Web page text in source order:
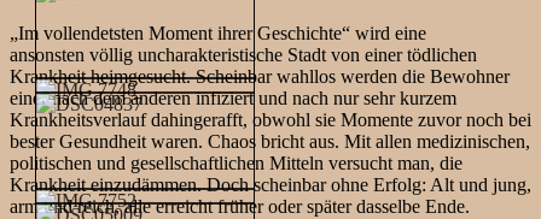
„Im vollendetsten Moment ihrer Geschichte“ wird eine
ansonsten völlig uncharakteristische Stadt von einer tödlichen
Krankheit heimgesucht. Scheinbar wahllos werden die Bewohner
einer nach dem anderen infiziert und nach nur sehr kurzem
Krankheitsverlauf dahingerafft, obwohl sie Momente zuvor noch bei
bester Gesundheit waren. Chaos bricht aus. Mit allen medizinischen,
politischen und gesellschaftlichen Mitteln versucht man, die
Krankheit einzudämmen. Doch scheinbar ohne Erfolg: Alt und jung,
arm und reich, alle erreicht früher oder später dasselbe Ende.